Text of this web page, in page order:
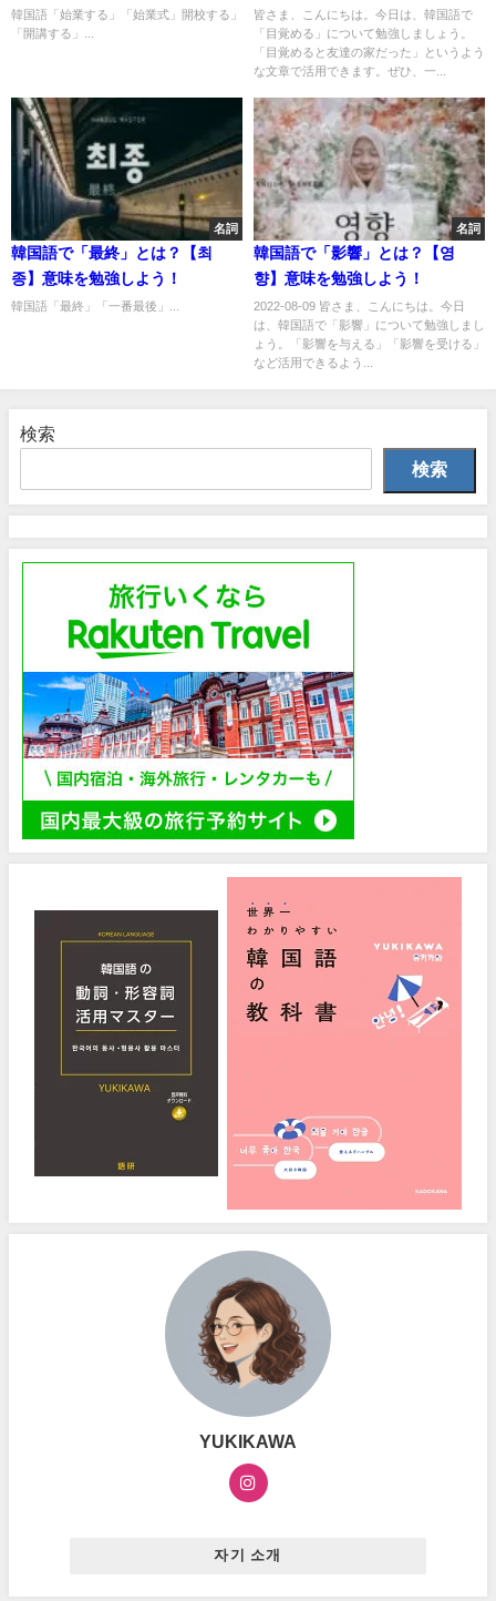
韓国語「始業する」「始業式」開校する」
「開講する」...
皆さま、こんにちは。今日は、韓国語で
「目覚める」について勉強しましょう。
「目覚めると友達の家だった」というよう
な文章で活用できます。ぜひ、一...
名詞
韓国語で「最終」とは？【최
종】意味を勉強しよう！
韓国語「最終」「一番最後」...
名詞
韓国語で「影響」とは？【영
향】意味を勉強しよう！
2022-08-09 皆さま、こんにちは。今日
は、韓国語で「影響」について勉強しまし
ょう。「影響を与える」「影響を受ける」
など活用できるよう...
検索
検索
YUKIKAWA
자기 소개